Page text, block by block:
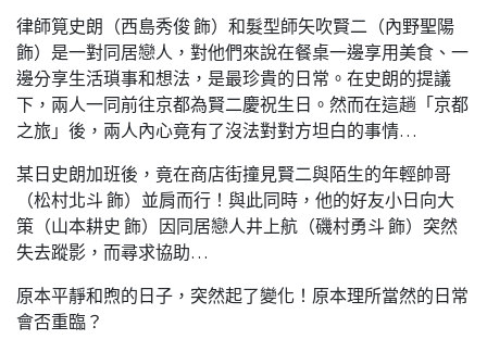
律師筧史朗（西島秀俊 飾）和髮型師矢吹賢二（內野聖陽
飾）是一對同居戀人，對他們來說在餐桌一邊享用美食、一
邊分享生活瑣事和想法，是最珍貴的日常。在史朗的提議
下，兩人一同前往京都為賢二慶祝生日。然而在這趟「京都
之旅」後，兩人內心竟有了沒法對對方坦白的事情…
某日史朗加班後，竟在商店街撞見賢二與陌生的年輕帥哥
（松村北斗 飾）並肩而行！與此同時，他的好友小日向大
策（山本耕史 飾）因同居戀人井上航（磯村勇斗 飾）突然
失去蹤影，而尋求協助…
原本平靜和煦的日子，突然起了變化！原本理所當然的日常
會否重臨？